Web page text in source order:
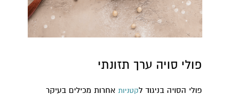
פולי סויה ערך תזונתי
פולי הסויה בניגוד לקטניות אחרות מכילים בעיקר